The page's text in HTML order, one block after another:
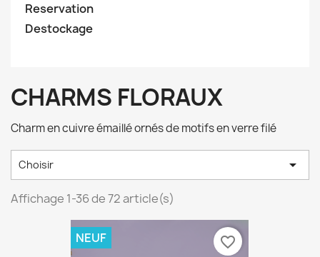
Reservation
Destockage
CHARMS FLORAUX
Charm en cuivre émaillé ornés de motifs en verre filé
Choisir 
Affichage 1-36 de 72 article(s)
NEUF favorite_border